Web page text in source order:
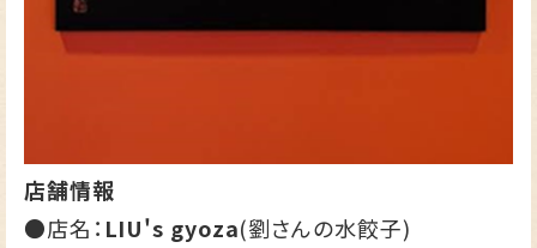
店舗情報
●店名： LIU's gyoza(劉さんの水餃子)